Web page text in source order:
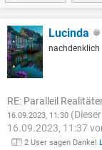
Lucinda
nachdenklich
RE: Paralleil
16.09.2023, 11:30
16.09.2023, 11:37
2 User sagen Danke!